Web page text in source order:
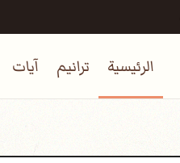
الرئيسية ترانيم آيات